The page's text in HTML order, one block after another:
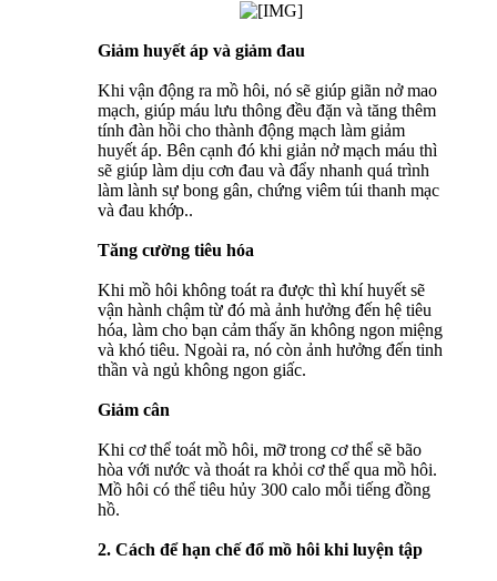
Giảm huyết áp và giảm đau
Khi vận động ra mồ hôi, nó sẽ giúp giãn nở mao
mạch, giúp máu lưu thông đều đặn và tăng thêm
tính đàn hồi cho thành động mạch làm giảm
huyết áp. Bên cạnh đó khi giản nở mạch máu thì
sẽ giúp làm dịu cơn đau và đẩy nhanh quá trình
làm lành sự bong gân, chứng viêm túi thanh mạc
và đau khớp..
Tăng cường tiêu hóa
Khi mồ hôi không toát ra được thì khí huyết sẽ
vận hành chậm từ đó mà ảnh hưởng đến hệ tiêu
hóa, làm cho bạn cảm thấy ăn không ngon miệng
và khó tiêu. Ngoài ra, nó còn ảnh hưởng đến tinh
thần và ngủ không ngon giấc.
Giảm cân
Khi cơ thể toát mồ hôi, mỡ trong cơ thể sẽ bão
hòa với nước và thoát ra khỏi cơ thể qua mồ hôi.
Mồ hôi có thể tiêu hủy 300 calo mỗi tiếng đồng
hồ.
2. Cách để hạn chế đổ mồ hôi khi luyện tập